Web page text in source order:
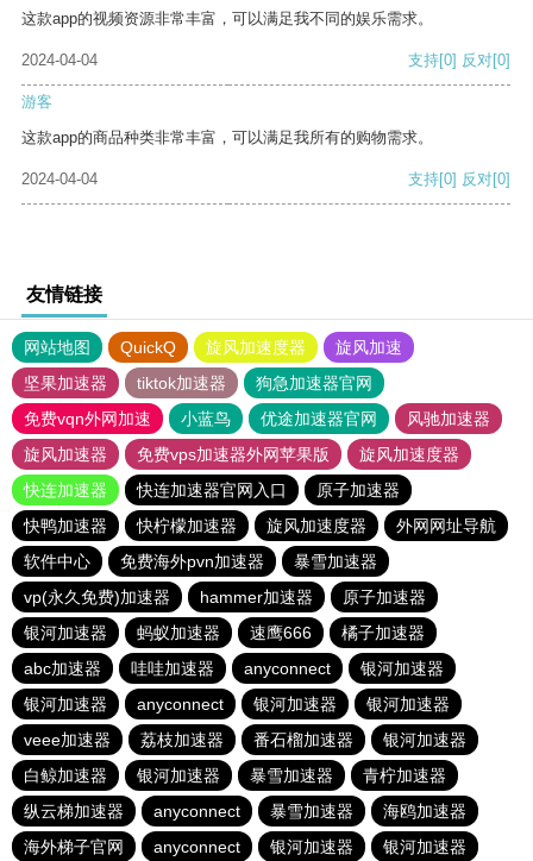
这款app的视频资源非常丰富，可以满足我不同的娱乐需求。
2024-04-04 支持[0] 反对[0]
游客
这款app的商品种类非常丰富，可以满足我所有的购物需求。
2024-04-04 支持[0] 反对[0]
友情链接
网站地图 QuickQ 旋风加速度器
旋风加速
坚果加速器
tiktok加速器
狗急加速器官网
免费vqn外网加速
小蓝鸟 优途加速器官网
风驰加速器
旋风加速器
免费vps加速器外网苹果版
旋风加速度器
快连加速器
快连加速器官网入口
原子加速器
快鸭加速器
快柠檬加速器 旋风加速度器
外网网址导航
软件中心
免费海外pvn加速器
暴雪加速器
vp(永久免费)加速器
hammer加速器
原子加速器
银河加速器
蚂蚁加速器 速鹰666
橘子加速器
abc加速器
哇哇加速器 anyconnect
银河加速器
银河加速器
anyconnect 银河加速器
银河加速器
veee加速器
荔枝加速器 番石榴加速器
银河加速器
白鲸加速器
银河加速器 暴雪加速器
青柠加速器
纵云梯加速器
anyconnect 暴雪加速器
海鸥加速器
海外梯子官网
anyconnect 银河加速器 银河加速器